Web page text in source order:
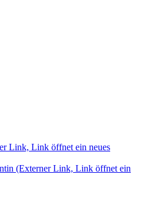
Link, Link öffnet ein neues
(Externer Link, Link öffnet ein